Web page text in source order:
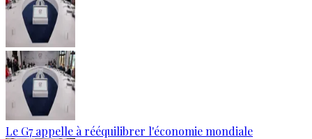
Le G7 appelle à rééquilibrer l'économie mondiale